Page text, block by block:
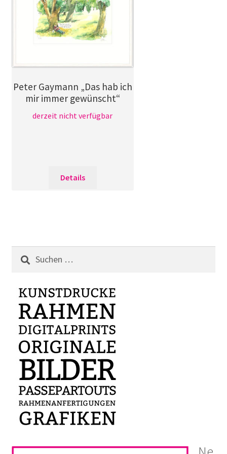
Peter Gaymann „Das hab ich
mir immer gewünscht“
derzeit nicht verfügbar
Details
Suchen
nach: